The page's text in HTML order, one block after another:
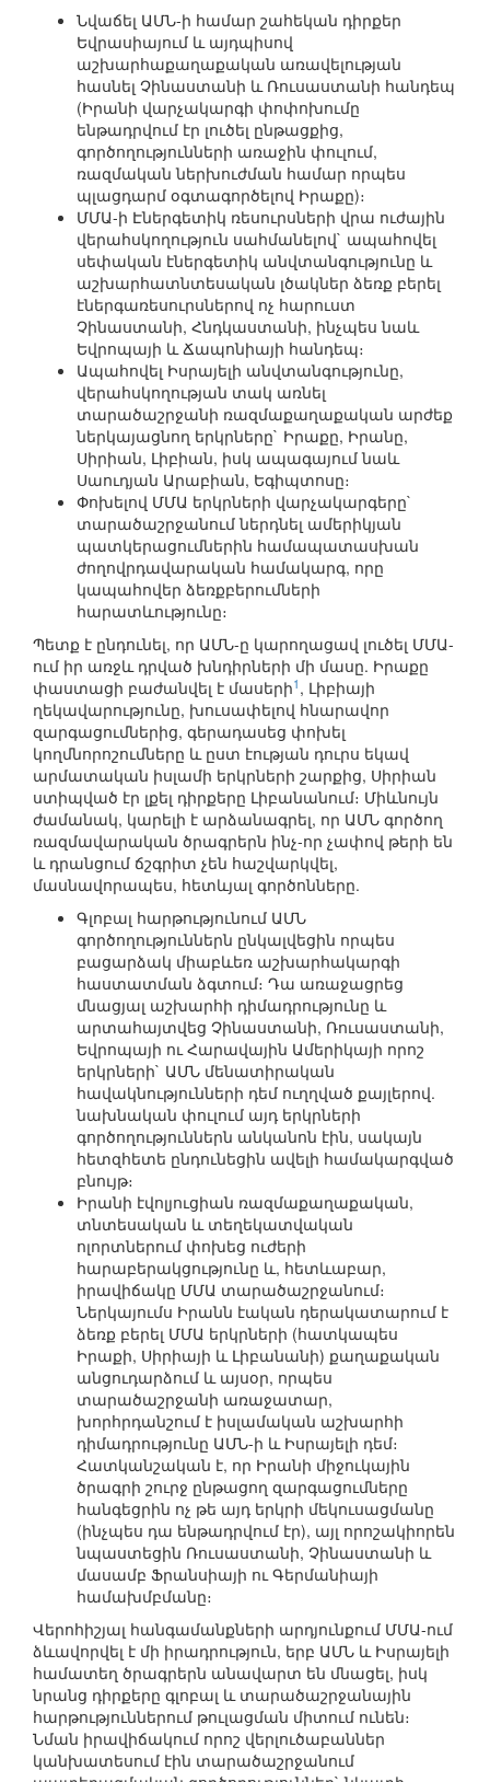
Նվաճել ԱՄՆ-ի համար շահեկան դիրքեր
Եվրասիայում և այդպիսով
աշխարհաքաղաքական առավելության
հասնել Չինաստանի և Ռուսաստանի հանդեպ
(Իրանի վարչակարգի փոփոխումը
ենթադրվում էր լուծել ընթացքից,
գործողությունների առաջին փուլում,
ռազմական ներխուժման համար որպես
պլացդարմ օգտագործելով Իրաքը)։
ՄՄԱ-ի Էներգետիկ ռեսուրսների վրա ուժային
վերահսկողություն սահմանելով` ապահովել
սեփական էներգետիկ անվտանգությունը և
աշխարհատնտեսական լծակներ ձեռք բերել
էներգառեսուրսներով ոչ հարուստ
Չինաստանի, Հնդկաստանի, ինչպես նաև
Եվրոպայի և Ճապոնիայի հանդեպ։
Ապահովել Իսրայելի անվտանգությունը,
վերահսկողության տակ առնել
տարածաշրջանի ռազմաքաղաքական արժեք
ներկայացնող երկրները` Իրաքը, Իրանը,
Սիրիան, Լիբիան, իսկ ապագայում նաև
Սաուդյան Արաբիան, Եգիպտոսը։
Փոխելով ՄՄԱ երկրների վարչակարգերը`
տարածաշրջանում ներդնել ամերիկյան
պատկերացումներին համապատասխան
ժողովրդավարական համակարգ, որը
կապահովեր ձեռքբերումների
հարատևությունը։
Պետք է ընդունել, որ ԱՄՆ-ը կարողացավ լուծել ՄՄԱ-
ում իր առջև դրված խնդիրների մի մասը. Իրաքը
փաստացի բաժանվել է մասերի1 , Լիբիայի
ղեկավարությունը, խուսափելով հնարավոր
զարգացումներից, գերադասեց փոխել
կողմնորոշումները և ըստ էության դուրս եկավ
արմատական իսլամի երկրների շարքից, Սիրիան
ստիպված էր լքել դիրքերը Լիբանանում։ Միևնույն
ժամանակ, կարելի է արձանագրել, որ ԱՄՆ գործող
ռազմավարական ծրագրերն ինչ-որ չափով թերի են
և դրանցում ճշգրիտ չեն հաշվարկվել,
մասնավորապես, հետևյալ գործոնները.
Գլոբալ հարթությունում ԱՄՆ
գործողություններն ընկալվեցին որպես
բացարձակ միաբևեռ աշխարհակարգի
հաստատման ձգտում։ Դա առաջացրեց
մնացյալ աշխարհի դիմադրությունը և
արտահայտվեց Չինաստանի, Ռուսաստանի,
Եվրոպայի ու Հարավային Ամերիկայի որոշ
երկրների` ԱՄՆ մենատիրական
հավակնությունների դեմ ուղղված քայլերով.
նախնական փուլում այդ երկրների
գործողություններն անկանոն էին, սակայն
հետզհետե ընդունեցին ավելի համակարգված
բնույթ։
Իրանի էվոլյուցիան ռազմաքաղաքական,
տնտեսական և տեղեկատվական
ոլորտներում փոխեց ուժերի
հարաբերակցությունը և, հետևաբար,
իրավիճակը ՄՄԱ տարածաշրջանում։
Ներկայումս Իրանն էական դերակատարում է
ձեռք բերել ՄՄԱ երկրների (հատկապես
Իրաքի, Սիրիայի և Լիբանանի) քաղաքական
անցուդարձում և այսօր, որպես
տարածաշրջանի առաջատար,
խորհրդանշում է իսլամական աշխարհի
դիմադրությունը ԱՄՆ-ի և Իսրայելի դեմ։
Հատկանշական է, որ Իրանի միջուկային
ծրագրի շուրջ ընթացող զարգացումները
հանգեցրին ոչ թե այդ երկրի մեկուսացմանը
(ինչպես դա ենթադրվում էր), այլ որոշակիորեն
նպաստեցին Ռուսաստանի, Չինաստանի և
մասամբ Ֆրանսիայի ու Գերմանիայի
համախմբմանը։
Վերոհիշյալ հանգամանքների արդյունքում ՄՄԱ-ում
ձևավորվել է մի իրադրություն, երբ ԱՄՆ և Իսրայելի
համատեղ ծրագրերն անավարտ են մնացել, իսկ
նրանց դիրքերը գլոբալ և տարածաշրջանային
հարթություններում թուլացման միտում ունեն։
Նման իրավիճակում որոշ վերլուծաբաններ
կանխատեսում էին տարածաշրջանում